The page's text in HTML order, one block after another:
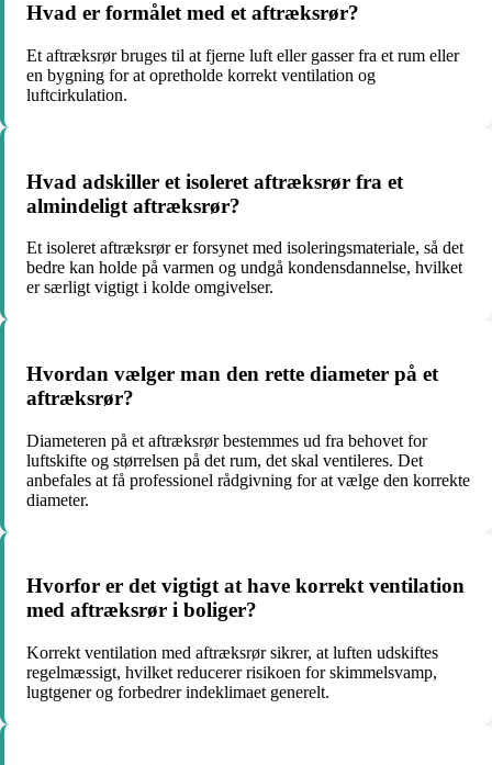
Hvad er formålet med et aftræksrør?
Et aftræksrør bruges til at fjerne luft eller gasser fra et rum eller
en bygning for at opretholde korrekt ventilation og
luftcirkulation.
Hvad adskiller et isoleret aftræksrør fra et
almindeligt aftræksrør?
Et isoleret aftræksrør er forsynet med isoleringsmateriale, så det
bedre kan holde på varmen og undgå kondensdannelse, hvilket
er særligt vigtigt i kolde omgivelser.
Hvordan vælger man den rette diameter på et
aftræksrør?
Diameteren på et aftræksrør bestemmes ud fra behovet for
luftskifte og størrelsen på det rum, det skal ventileres. Det
anbefales at få professionel rådgivning for at vælge den korrekte
diameter.
Hvorfor er det vigtigt at have korrekt ventilation
med aftræksrør i boliger?
Korrekt ventilation med aftræksrør sikrer, at luften udskiftes
regelmæssigt, hvilket reducerer risikoen for skimmelsvamp,
lugtgener og forbedrer indeklimaet generelt.